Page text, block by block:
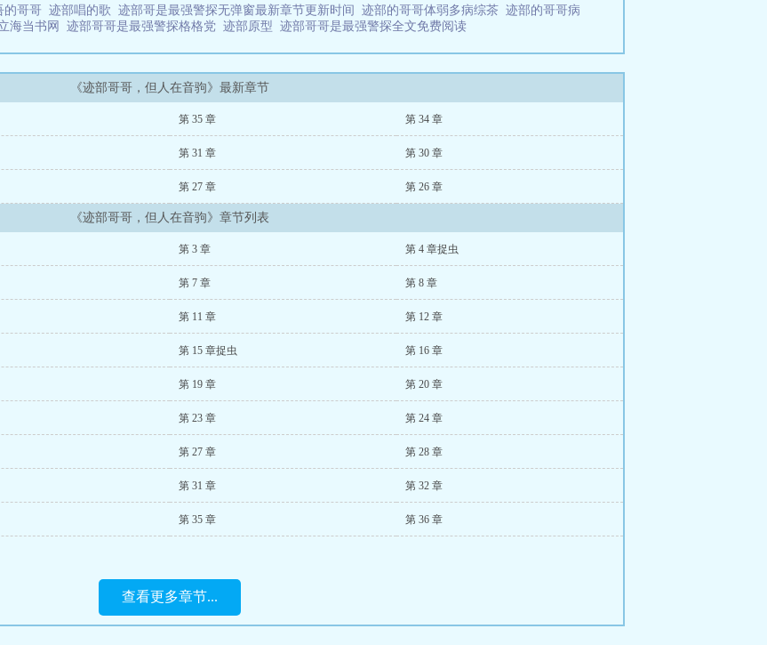
的哥哥 迹部唱的歌 迹部哥是最强警探无弹窗最新章节更新时间 迹部的哥哥体弱多病综茶 迹部的哥哥病
海当书网 迹部哥哥是最强警探格格党 迹部原型 迹部哥哥是最强警探全文免费阅读
《迹部哥哥，但人在音驹》最新章节
第 35 章 第 34 章
第 31 章 第 30 章
第 27 章 第 26 章
《迹部哥哥，但人在音驹》章节列表
第 3 章 第 4 章捉虫
第 7 章 第 8 章
第 11 章 第 12 章
第 15 章捉虫 第 16 章
第 19 章 第 20 章
第 23 章 第 24 章
第 27 章 第 28 章
第 31 章 第 32 章
第 35 章 第 36 章
查看更多章节...